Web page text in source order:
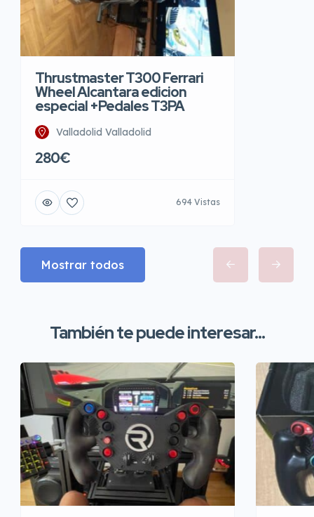
Thrustmaster T300 Ferrari
Wheel Alcantara edicion
especial +Pedales T3PA
Valladolid Valladolid
280€
694 Vistas
Mostrar todos
También te puede interesar...